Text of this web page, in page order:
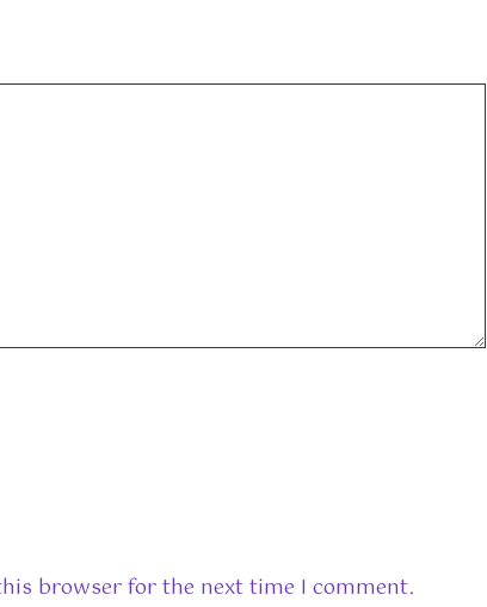
browser for the next time I comment.